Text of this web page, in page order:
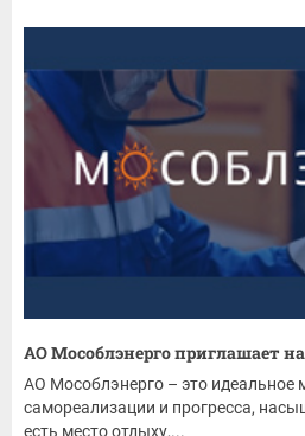
АО Мособлэнерго приглашает
АО Мособлэнерго – это идеальное
самореализации и прогресса,
есть место отдыху,...